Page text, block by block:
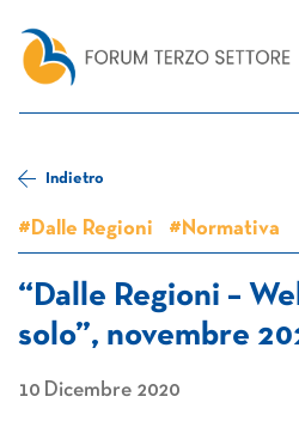
Indietro
#Dalle Regioni #Normativa
“Dalle Regioni –
solo”, novembre
10 Dicembre 2020